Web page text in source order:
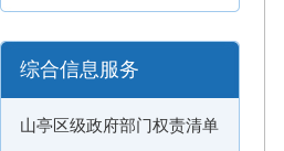
综合信息服务
山亭区级政府部门权责清单